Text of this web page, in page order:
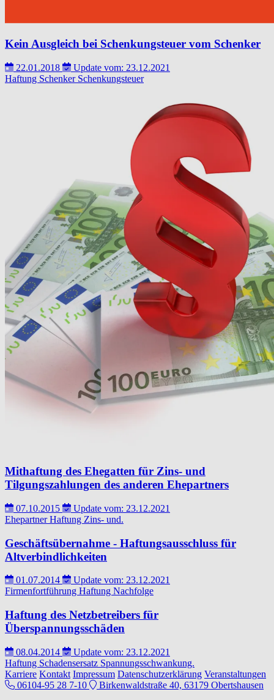
Kein Ausgleich bei Schenkungsteuer vom Schenker
22.01.2018
Update vom: 23.12.2021
Haftung Schenker Schenkungsteuer
Mithaftung des Ehegatten für Zins- und
Tilgungszahlungen des anderen Ehepartners
07.10.2015
Update vom: 23.12.2021
EhepartnerHaftung Zins- und.
Geschäftsübernahme - Haftungsausschluss für
Altverbindlichkeiten
01.07.2014
Update vom: 23.12.2021
Firmenfortführung Haftung Nachfolge
Haftung des Netzbetreibers für
Überspannungsschäden
08.04.2014
Update vom: 23.12.2021
Haftung Schadensersatz Spannungsschwankung.
Karriere Kontakt Impressum Datenschutzerklärung Veranstaltungen
06104-95 28 7-10
Birkenwaldstraße 40, 63179 Obertshausen